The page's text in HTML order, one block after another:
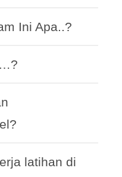
Ini Apa..?
latihan di